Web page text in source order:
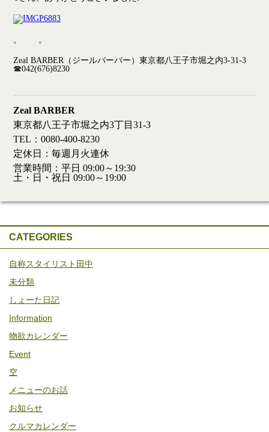
。 。
Zeal BARBER（ジールバーバー）東京都八王子市堀之内3-31-3
☎042(676)8230
Zeal BARBER
東京都八王子市堀之内3丁目31-3
TEL：0080-400-8230
定休日：毎週月火連休
営業時間：平日 09:00～19:30
土・日・祝日 09:00～19:00
CATEGORIES
自称スタイリスト田中
未分類
しょーた日記
Information
物欲カレンダー
Event
空
メニューのお話
お知らせ
クルマカレンダー